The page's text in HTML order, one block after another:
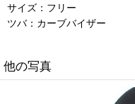
サイズ：フリー
ツバ：カーブバイザー
他の写真